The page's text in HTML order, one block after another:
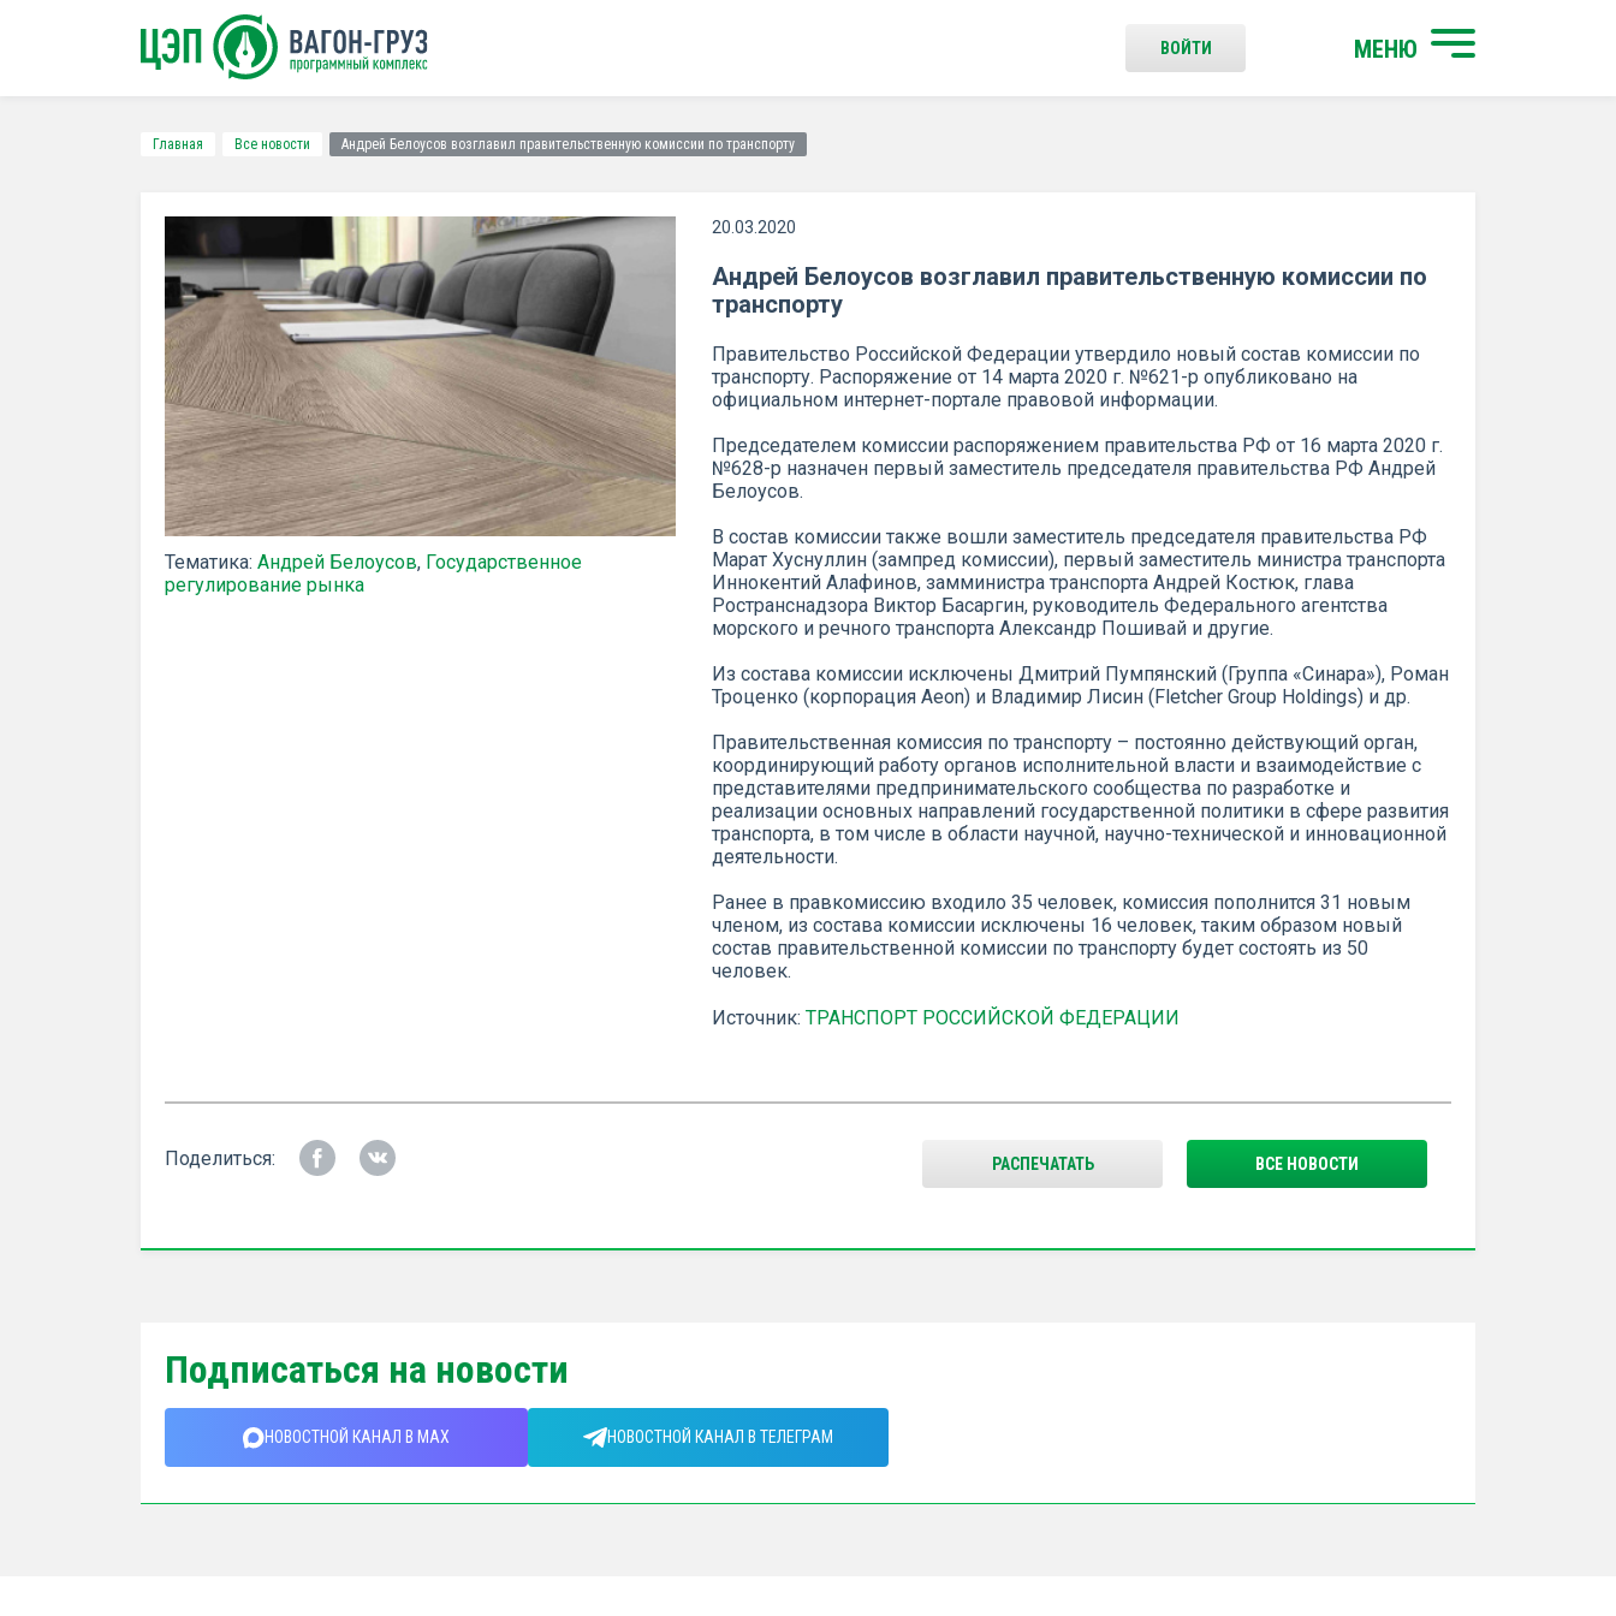
МЕНЮ
ВОЙТИ
Главная Все новости Андрей Белоусов возглавил правительственную комиссии по транспорту
Тематика: Андрей Белоусов, Государственное
регулирование рынка
20.03.2020
Андрей Белоусов возглавил правительственную комиссии по
транспорту
Правительство Российской Федерации утвердило новый состав комиссии по
транспорту. Распоряжение от 14 марта 2020 г. №621-р опубликовано на
официальном интернет-портале правовой информации.
Председателем комиссии распоряжением правительства РФ от 16 марта 2020 г.
№628-р назначен первый заместитель председателя правительства РФ Андрей
Белоусов.
В состав комиссии также вошли заместитель председателя правительства РФ
Марат Хуснуллин (зампред комиссии), первый заместитель министра транспорта
Иннокентий Алафинов, замминистра транспорта Андрей Костюк, глава
Ространснадзора Виктор Басаргин, руководитель Федерального агентства
морского и речного транспорта Александр Пошивай и другие.
Из состава комиссии исключены Дмитрий Пумпянский (Группа «Синара»), Роман
Троценко (корпорация Aeon) и Владимир Лисин (Fletcher Group Holdings) и др.
Правительственная комиссия по транспорту – постоянно действующий орган,
координирующий работу органов исполнительной власти и взаимодействие с
представителями предпринимательского сообщества по разработке и
реализации основных направлений государственной политики в сфере развития
транспорта, в том числе в области научной, научно-технической и инновационной
деятельности.
Ранее в правкомиссию входило 35 человек, комиссия пополнится 31 новым
членом, из состава комиссии исключены 16 человек, таким образом новый
состав правительственной комиссии по транспорту будет состоять из 50
человек.
Источник: ТРАНСПОРТ РОССИЙСКОЙ ФЕДЕРАЦИИ
Поделиться: ВСЕ НОВОСТИ
РАСПЕЧАТАТЬ
Подписаться на новости
НОВОСТНОЙ КАНАЛ В MAX НОВОСТНОЙ КАНАЛ В ТЕЛЕГРАМ